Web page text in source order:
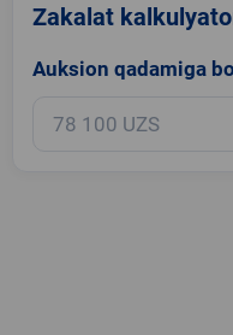
Zakalat
Auksion qadamiga